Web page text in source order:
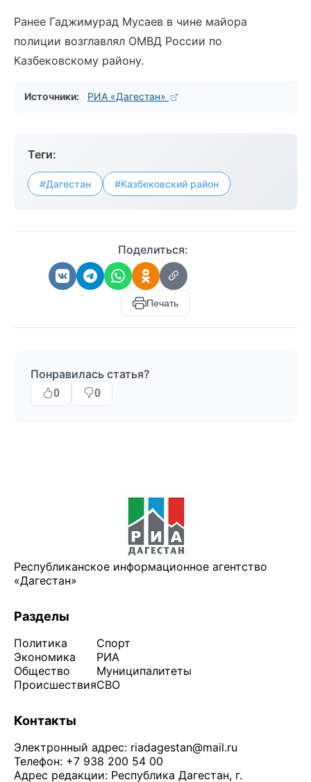
Ранее Гаджимурад Мусаев в чине майора
полиции возглавлял ОМВД России по
Казбековскому району.
Источники: РИА «Дагестан»
Теги:
#Дагестан #Казбековский район
Поделиться:
Печать
Понравилась статья?
0 0
Республиканское информационное агентство
«Дагестан»
Разделы
Политика
Экономика
Общество
Происшествия
Спорт
РИА
Муниципалитеты
СВО
Контакты
Электронный адрес: riadagestan@mail.ru
Телефон: +7 938 200 54 00
Адрес редакции: Республика Дагестан, г.